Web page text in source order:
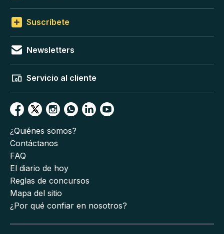
Suscríbete
Newsletters
Servicio al cliente
¿Quiénes somos?
Contáctanos
FAQ
El diario de hoy
Reglas de concursos
Mapa del sitio
¿Por qué confiar en nosotros?